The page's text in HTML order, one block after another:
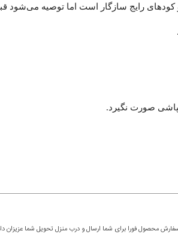
کودهای رایج سازگار است اما توصیه
صورت نگیرد.
محصول فورا برای شما ارسال و درب منزل تحویل شما عزیزان